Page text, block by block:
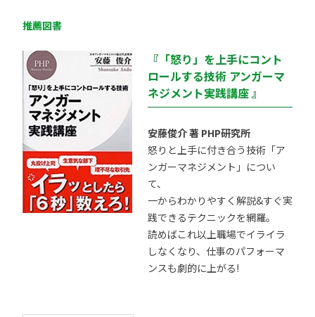
推薦図書
『「怒り」を上手にコント
ロールする技術 アンガーマ
ネジメント実践講座 』
安藤俊介 著 PHP研究所
怒りと上手に付き合う技術「ア
ンガーマネジメント」につい
て、
一からわかりやすく解説&すぐ実
践できるテクニックを網羅。
読めばこれ以上職場でイライラ
しなくなり、仕事のパフォーマ
ンスも劇的に上がる!